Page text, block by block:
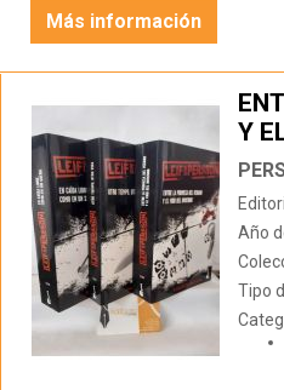
Más información
Y
Año
Tipo